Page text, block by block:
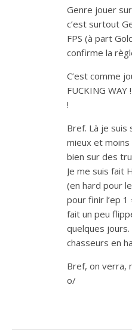
Genre jouer
c’est surtout
FPS (à part
confirme la
C’est comme
FUCKING WAY
!
Bref. Là je
mieux et
bien sur des
Je me suis fait
(en hard pour
pour finir l’ep 1
fait un peu
quelques
chasseurs en
Bref, on verra,
o/